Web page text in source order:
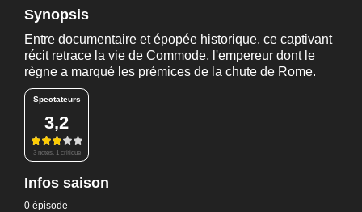
Synopsis
Entre documentaire et épopée historique, ce captivant
récit retrace la vie de Commode, l'empereur dont le
règne a marqué les prémices de la chute de Rome.
Spectateurs
3,2
3 notes, 1 critique
Infos saison
0 épisode